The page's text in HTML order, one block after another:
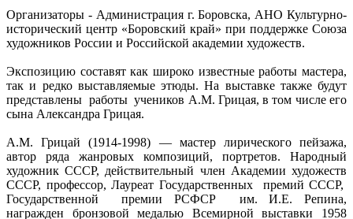
Организаторы - Администрация г. Боровска, АНО Культурно-
исторический центр «Боровский край» при поддержке Союза
художников России и Российской академии художеств.
Экспозицию составят как широко известные работы мастера,
так и редко выставляемые этюды. На выставке также будут
представлены работы учеников А.М. Грицая, в том числе его
сына Александра Грицая.
А.М. Грицай (1914-1998) — мастер лирического пейзажа,
автор ряда жанровых композиций, портретов. Народный
художник СССР, действительный член Академии художеств
СССР, профессор, Лауреат Государственных премий СССР,
Государственной премии РСФСР им. И.Е. Репина,
награжден бронзовой медалью Всемирной выставки 1958